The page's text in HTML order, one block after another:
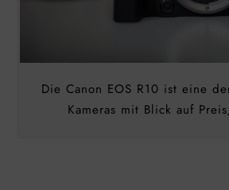
Die Canon EOS R10 ist eine
Kameras mit Blick auf